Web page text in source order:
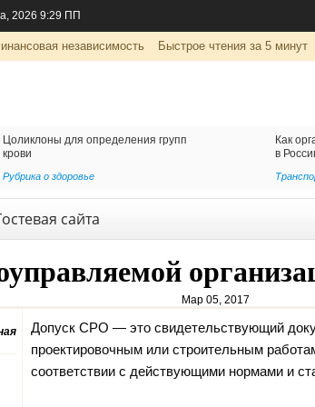
2026 9:29 ПП
независимость Быстрое чтения за 5 минут
Как организовать доставку из Ирана
Транспорт
сайта
Мар 05, 2017
Допуск СРО — это свидетельствующий
проектировочным или строительным
соответствии с действующими нормами и